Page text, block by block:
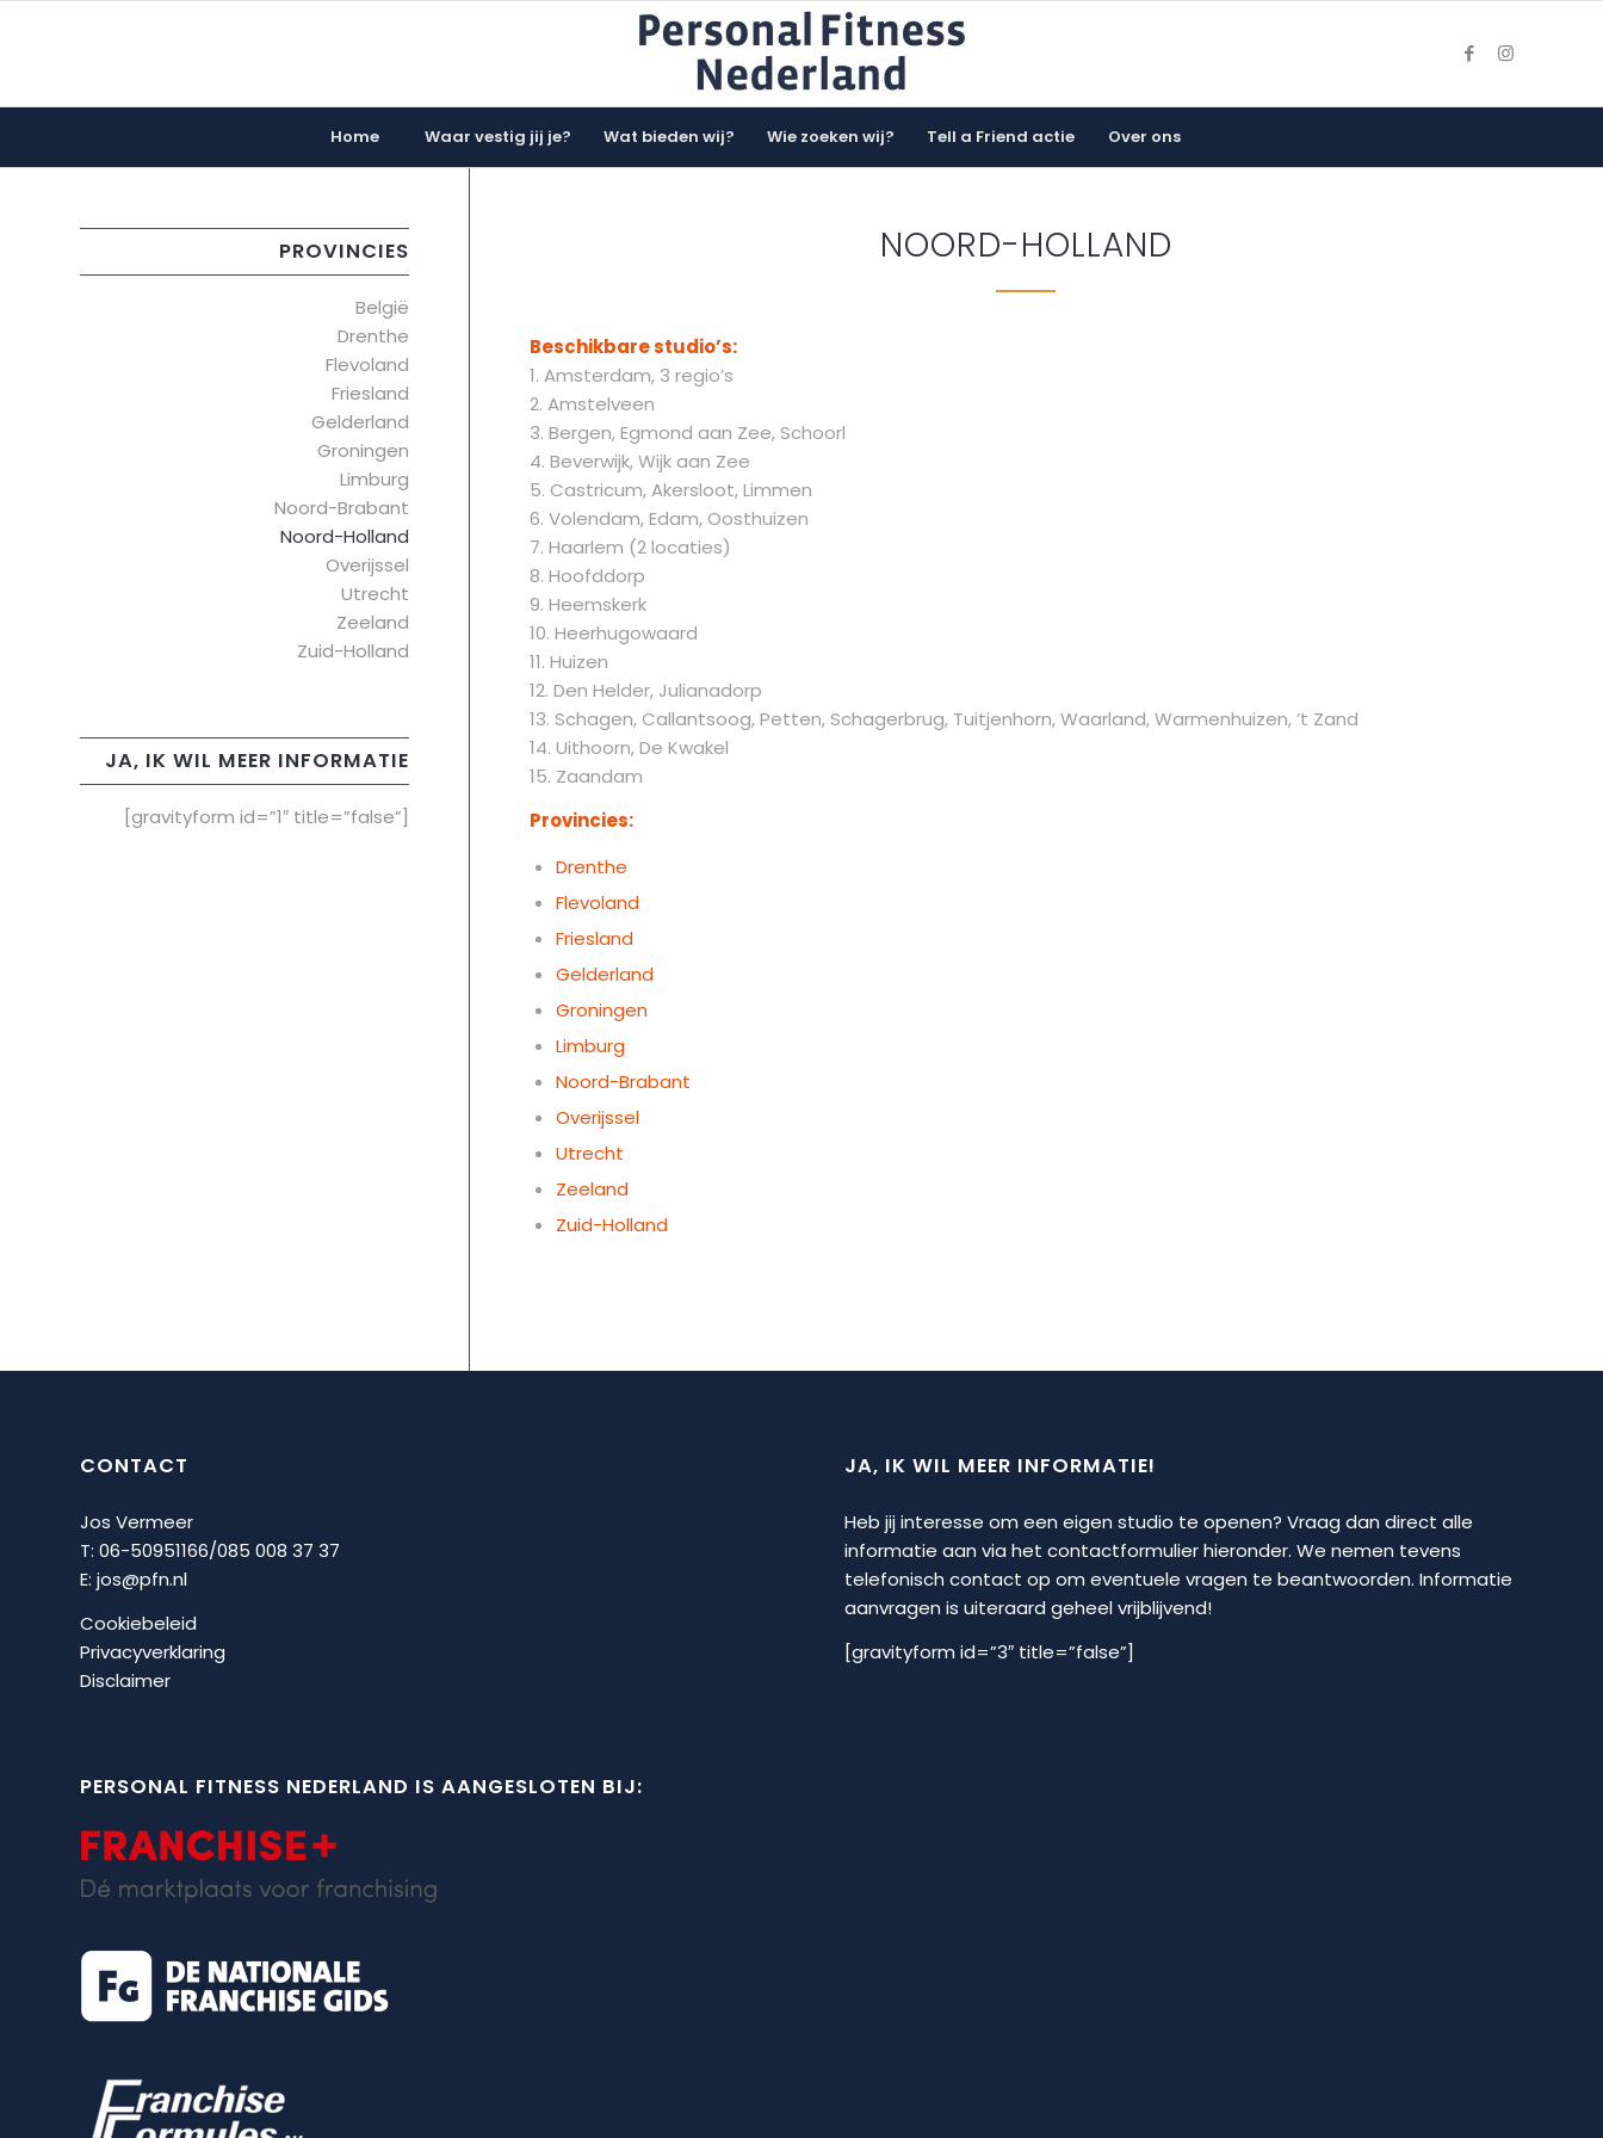
Home Waar vestig jij je? Wat bieden wij? Wie zoeken wij? Tell a Friend actie Over ons
NOORD-HOLLAND
Beschikbare studio’s:
1. Amsterdam, 3 regio’s
2. Amstelveen
3. Bergen, Egmond aan Zee, Schoorl
4. Beverwijk, Wijk aan Zee
5. Castricum, Akersloot, Limmen
6. Volendam, Edam, Oosthuizen
7. Haarlem (2 locaties)
8. Hoofddorp
9. Heemskerk
10. Heerhugowaard
11. Huizen
12. Den Helder, Julianadorp
13. Schagen, Callantsoog, Petten, Schagerbrug, Tuitjenhorn, Waarland, Warmenhuizen, ’t Zand
14. Uithoorn, De Kwakel
15. Zaandam
Provincies:
Drenthe
Flevoland
Friesland
Gelderland
Groningen
Limburg
Noord-Brabant
Overijssel
Utrecht
Zeeland
Zuid-Holland
PROVINCIES
België
Drenthe
Flevoland
Friesland
Gelderland
Groningen
Limburg
Noord-Brabant
Noord-Holland
Overijssel
Utrecht
Zeeland
Zuid-Holland
JA, IK WIL MEER INFORMATIE
[gravityform id=”1″ title=”false”]
CONTACT
Jos Vermeer
T: 06-50951166/085 008 37 37
E: jos@pfn.nl
Cookiebeleid
Privacyverklaring
Disclaimer
PERSONAL FITNESS NEDERLAND IS AANGESLOTEN BIJ:
JA, IK WIL MEER INFORMATIE!
Heb jij interesse om een eigen studio te openen? Vraag dan direct alle
informatie aan via het contactformulier hieronder. We nemen tevens
telefonisch contact op om eventuele vragen te beantwoorden. Informatie
aanvragen is uiteraard geheel vrijblijvend!
[gravityform id=”3″ title=”false”]